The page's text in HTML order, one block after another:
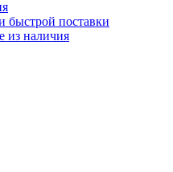
быстрой поставки